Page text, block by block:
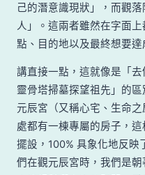
己的潛意識現狀」，而觀
人」。這兩者雖然在字面
點、目的地以及最終想要
講直接一點，這就像是「
靈骨塔掃墓探望祖先」的
元辰宮（又稱心宅、生命
處都有一棟專屬的房子，
擺設，100% 具象化地反映
們在觀元辰宮時，我們是